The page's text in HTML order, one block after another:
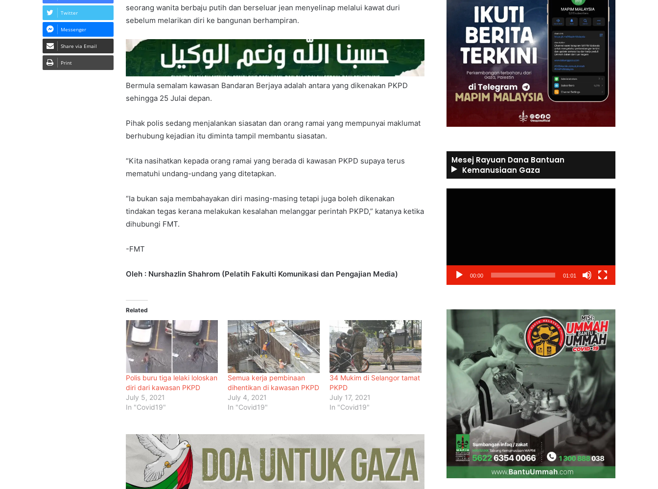
seorang wanita berbaju putih dan berseluar jean menyelinap melalui kawat duri
sebelum melarikan diri ke bangunan berhampiran.
Bermula semalam kawasan Bandaran Berjaya adalah antara yang dikenakan PKPD
sehingga 25 Julai depan.
Pihak polis sedang menjalankan siasatan dan orang ramai yang mempunyai maklumat
berhubung kejadian itu diminta tampil membantu siasatan.
“Kita nasihatkan kepada orang ramai yang berada di kawasan PKPD supaya terus
mematuhi undang-undang yang ditetapkan.
“Ia bukan saja membahayakan diri masing-masing tetapi juga boleh dikenakan
tindakan tegas kerana melakukan kesalahan melanggar perintah PKPD,” katanya ketika
dihubungi FMT.
-FMT
Oleh : Nurshazlin Shahrom (Pelatih Fakulti Komunikasi dan Pengajian Media)
Related
Polis buru tiga lelaki loloskan
diri dari kawasan PKPD
July 5, 2021
In "Covid19"
Semua kerja pembinaan
dihentikan di kawasan PKPD
July 4, 2021
In "Covid19"
34 Mukim di Selangor tamat
PKPD
July 17, 2021
In "Covid19"
Twitter
Messenger
Share via Email
Print
Malaysia Dipilih Jadi Tuan Rumah
Malaysia-Hungary Perkukuh
Kerjasama Pertanian dan
Keterjaminan Makanan
Mesej Rayuan Dana Bantuan
Kemanusiaan Gaza
00:00 01:01